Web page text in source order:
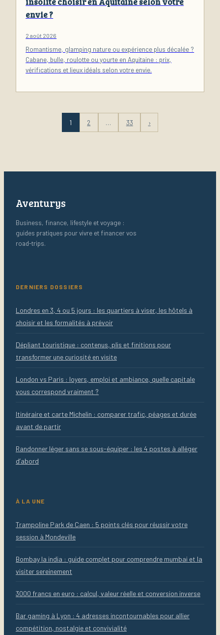
envie ?
2 août 2026
Romantisme, glamping nature ou expérience plus décalée ?
Cabane, bulle, roulotte ou yourte en Aquitaine : prix,
vérifications et lieux idéals selon votre envie.
1 2 … 33 ›
Aventurys
Business, finance, lifestyle et voyage :
guides pratiques pour vivre et financer vos
road-trips.
DERNIERS DOSSIERS
Londres en 3, 4 ou 5 jours : les quartiers à viser, les hôtels à
choisir et les formalités à prévoir
Dépliant touristique : contenus, plis et finitions pour
transformer une curiosité en visite
London vs Paris : loyers, emploi et ambiance, quelle capitale
vous correspond vraiment ?
Itinéraire et carte Michelin : comparer trafic, péages et durée
avant de partir
Randonner léger sans se sous-équiper : les 4 postes à alléger
d’abord
À LA UNE
Trampoline Park de Caen : 5 points clés pour réussir votre
session à Mondeville
Bombay la india : guide complet pour comprendre mumbai et la
visiter sereinement
3000 francs en euro : calcul, valeur réelle et conversion inverse
Bar gaming à Lyon : 4 adresses incontournables pour allier
compétition, nostalgie et convivialité